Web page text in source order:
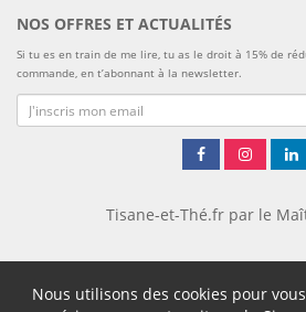
NOS OFFRES ET ACTUALITÉS
Si tu es en train de me lire, tu as le droit à 15% de
commande, en t’abonnant à la newsletter.
Tisane-et-Thé.fr par le
Nous utilisons des cookies pour